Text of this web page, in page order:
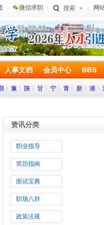
网
搜索
微信求职
人事文档 会员中心 BBS
豫 陕 甘 宁 青 新 港
资讯分类
职业指导
简历指南
面试宝典
职场八卦
政策法规